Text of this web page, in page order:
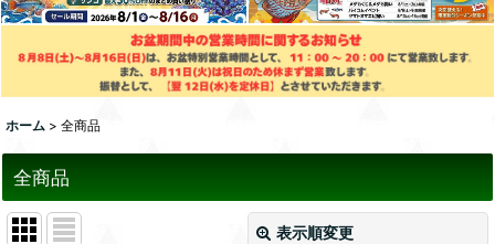
ホーム > 全商品
全商品
表示順変更